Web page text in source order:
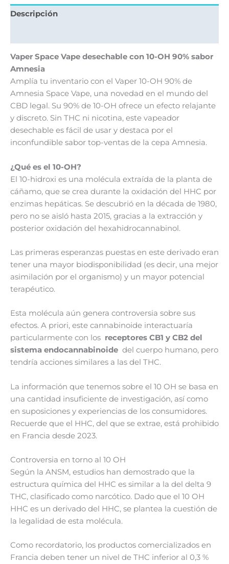
Descripción
Vaper Space Vape desechable con 10-OH 90% sabor
Amnesia
Amplía tu inventario con el Vaper 10-OH 90% de
Amnesia Space Vape, una novedad en el mundo del
CBD legal. Su 90% de 10-OH ofrece un efecto relajante
y discreto. Sin THC ni nicotina, este vapeador
desechable es fácil de usar y destaca por el
inconfundible sabor top-ventas de la cepa Amnesia.
¿Qué es el 10-OH?
El 10-hidroxi es una molécula extraída de la planta de
cáñamo, que se crea durante la oxidación del HHC por
enzimas hepáticas. Se descubrió en la década de 1980,
pero no se aisló hasta 2015, gracias a la extracción y
posterior oxidación del hexahidrocannabinol.
Las primeras esperanzas puestas en este derivado eran
tener una mayor biodisponibilidad (es decir, una mejor
asimilación por el organismo) y un mayor potencial
terapéutico.
Esta molécula aún genera controversia sobre sus
efectos. A priori, este cannabinoide interactuaría
particularmente con los receptores CB1 y CB2 del
sistema endocannabinoide del cuerpo humano, pero
tendría acciones similares a las del THC.
La información que tenemos sobre el 10 OH se basa en
una cantidad insuficiente de investigación, así como
en suposiciones y experiencias de los consumidores.
Recuerde que el HHC, del que se extrae, está prohibido
en Francia desde 2023.
Controversia en torno al 10 OH
Según la ANSM, estudios han demostrado que la
estructura química del HHC es similar a la del delta 9
THC, clasificado como narcótico. Dado que el 10 OH
HHC es un derivado del HHC, se plantea la cuestión de
la legalidad de esta molécula.
Como recordatorio, los productos comercializados en
Francia deben tener un nivel de THC inferior al 0,3 %